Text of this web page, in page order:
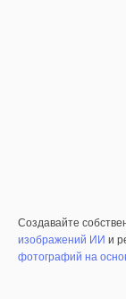
Создавайте
изображений ИИ и
фотографий на